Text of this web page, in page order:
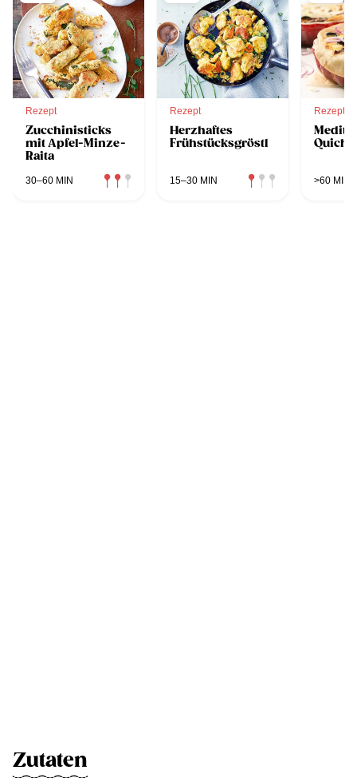
Rezept
Zucchinisticks
mit Apfel-Minze-
Raita
30–60 MIN
Rezept
Herzhaftes
Frühstücksgröstl
15–30 MIN
Rezept
Quiche
>60 MIN
Zutaten